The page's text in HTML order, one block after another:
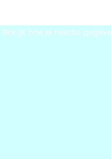
Bekijk hoe je reactie